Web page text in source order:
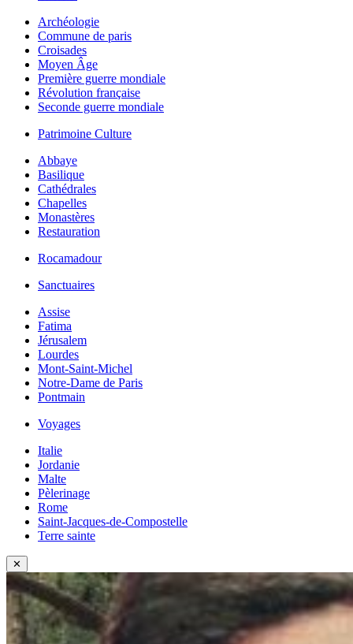
Archéologie
Commune de paris
Croisades
Moyen Âge
Première guerre mondiale
Révolution française
Seconde guerre mondiale
Patrimoine Culture
Abbaye
Basilique
Cathédrales
Chapelles
Monastères
Restauration
Rocamadour
Sanctuaires
Assise
Fatima
Jérusalem
Lourdes
Mont-Saint-Michel
Notre-Dame de Paris
Pontmain
Voyages
Italie
Jordanie
Malte
Pèlerinage
Rome
Saint-Jacques-de-Compostelle
Terre sainte
✕